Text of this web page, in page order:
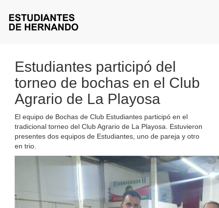
Estudiantes participó del
torneo de bochas en el Club
Agrario de La Playosa
El equipo de Bochas de Club Estudiantes participó en el
tradicional torneo del Club Agrario de La Playosa. Estuvieron
presentes dos equipos de Estudiantes, uno de pareja y otro
en trio.